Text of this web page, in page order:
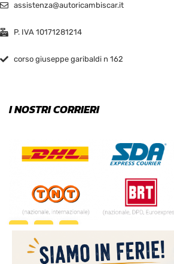
assistenza@autoricambiscar.it
P. IVA 10171281214
corso giuseppe garibaldi n 162
I NOSTRI CORRIERI